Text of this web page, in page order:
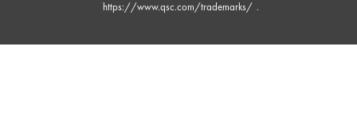
https://www.qsc.com/trademarks/ .